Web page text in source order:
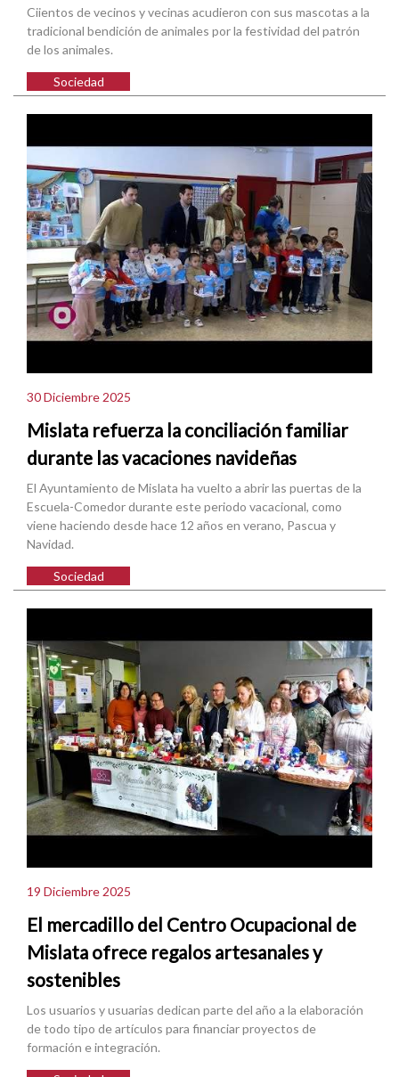
Ciientos de vecinos y vecinas acudieron con sus mascotas a la
tradicional bendición de animales por la festividad del patrón
de los animales.
Sociedad
30 Diciembre 2025
Mislata refuerza la conciliación familiar
durante las vacaciones navideñas
El Ayuntamiento de Mislata ha vuelto a abrir las puertas de la
Escuela-Comedor durante este periodo vacacional, como
viene haciendo desde hace 12 años en verano, Pascua y
Navidad.
Sociedad
19 Diciembre 2025
El mercadillo del Centro Ocupacional de
Mislata ofrece regalos artesanales y
sostenibles
Los usuarios y usuarias dedican parte del año a la elaboración
de todo tipo de artículos para financiar proyectos de
formación e integración.